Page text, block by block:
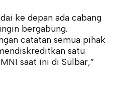
ke depan ada cabang
bergabung.
catatan semua pihak
satu
saat ini di Sulbar,”